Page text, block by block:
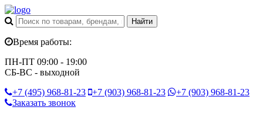
Время работы:
ПН-ПТ 09:00 - 19:00
СБ-ВС - выходной
+7 (495) 968-81-23 +7 (903) 968-81-23 +7 (903) 968-81-23
Заказать звонок